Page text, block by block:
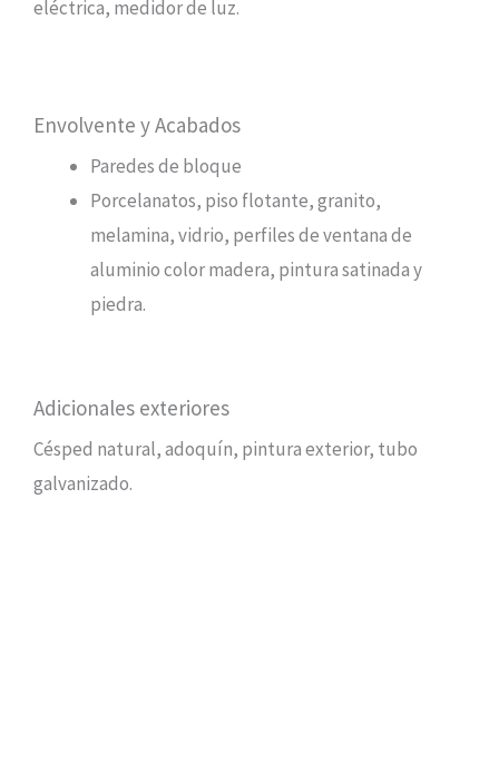
eléctrica, medidor de luz.
Envolvente y Acabados
Paredes de bloque
Porcelanatos, piso flotante, granito,
melamina, vidrio, perfiles de ventana de
aluminio color madera, pintura satinada y
piedra.
Adicionales exteriores
Césped natural, adoquín, pintura exterior, tubo
galvanizado.